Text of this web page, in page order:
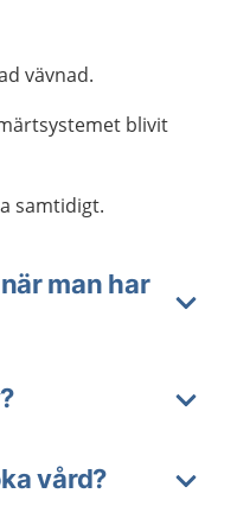
vävnad.
blivit
samtidigt.
man har
vård?